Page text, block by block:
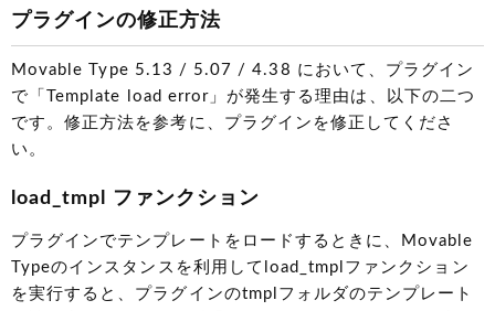
プラグインの修正方法
Movable Type 5.13 / 5.07 / 4.38 において、プラグイン
で「Template load error」が発生する理由は、以下の二つ
です。修正方法を参考に、プラグインを修正してくださ
い。
load_tmpl ファンクション
プラグインでテンプレートをロードするときに、Movable
Typeのインスタンスを利用してload_tmplファンクション
を実行すると、プラグインのtmplフォルダのテンプレート